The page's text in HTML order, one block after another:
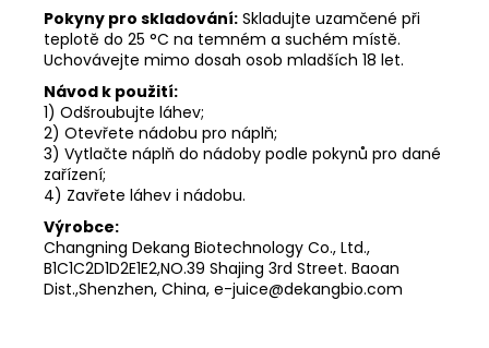
Pokyny pro skladování: Skladujte uzamčené při
teplotě do 25 °C na temném a suchém místě.
Uchovávejte mimo dosah osob mladších 18 let.
Návod k použití:
1) Odšroubujte láhev;
2) Otevřete nádobu pro náplň;
3) Vytlačte náplň do nádoby podle pokynů pro dané
zařízení;
4) Zavřete láhev i nádobu.
Výrobce:
Changning Dekang Biotechnology Co., Ltd.,
B1C1C2D1D2E1E2,NO.39 Shajing 3rd Street. Baoan
Dist.,Shenzhen, China, e-juice@dekangbio.com